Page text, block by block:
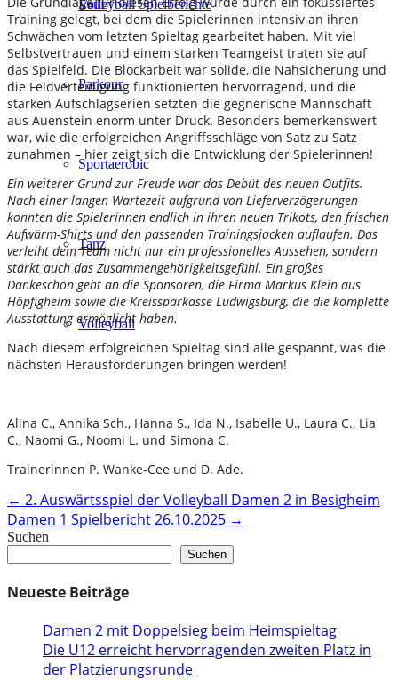
Lauf
Parkour
Sportaerobic
Tanz
Volleyball
Volleyball Spielberichte
Training gelegt, bei dem die Spielerinnen intensiv an ihren
Schwächen vom letzten Spieltag gearbeitet haben. Mit viel
Selbstvertrauen und einem starken Teamgeist traten sie auf
das Spielfeld. Die Blockarbeit war solide, die Nahsicherung und
die Feldverteidigung funktionierten hervorragend, und die
starken Aufschlagserien setzten die gegnerische Mannschaft
aus Auenstein enorm unter Druck. Besonders bemerkenswert
war, wie die erfolgreichen Angriffsschläge von Satz zu Satz
zunahmen – hier zeigt sich die Entwicklung der Spielerinnen!
Ein weiterer Grund zur Freude war das Debüt des neuen Outfits.
Nach einer langen Wartezeit aufgrund von Lieferverzögerungen
konnten die Spielerinnen endlich in ihren neuen Trikots, den frischen
Aufwärm-Shirts und den passenden Trainingsjacken auflaufen. Das
verleiht dem Team nicht nur ein professionelles Aussehen, sondern
stärkt auch das Zusammengehörigkeitsgefühl. Ein großes
Dankeschön geht an die Sponsoren, die Firma Markus Klein aus
Höpfigheim sowie die Kreissparkasse Ludwigsburg, die die komplette
Ausstattung ermöglicht haben.
Nach diesem erfolgreichen Spieltag sind alle gespannt, was die
nächsten Herausforderungen bringen werden!
Alina C., Annika Sch., Hanna S., Ida N., Isabelle U., Laura C., Lia
C., Naomi G., Noomi L. und Simona C.
Trainerinnen P. Wanke-Cee und D. Ade.
Post
navigation
← 2. Auswärtsspiel der Volleyball Damen 2 in Besigheim
Damen 1 Spielbericht 26.10.2025 →
Suchen
Suchen
Neueste Beiträge
Damen 2 mit Doppelsieg beim Heimspieltag
Die U12 erreicht hervorragenden zweiten Platz in
der Platzierungsrunde